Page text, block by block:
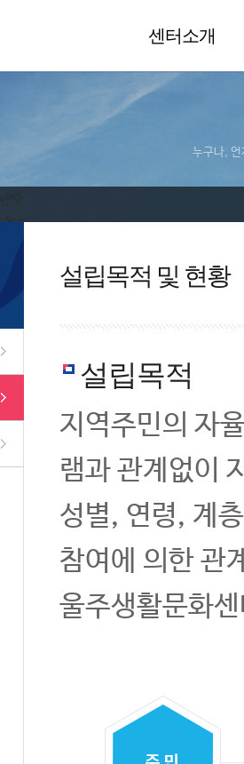
센터소개
누구나, 언
설립목적 및 현황
설립목적
지역주민의 자
램과 관계없이
성별, 연령, 계
참여에 의한 관
울주생활문화